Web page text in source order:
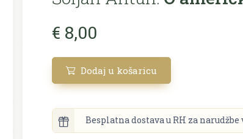
€ 8,00
Dodaj u košaricu
Besplatna dostava u RH za narudžbe